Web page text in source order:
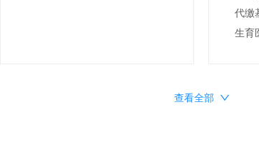
代缴
生育
查看全部